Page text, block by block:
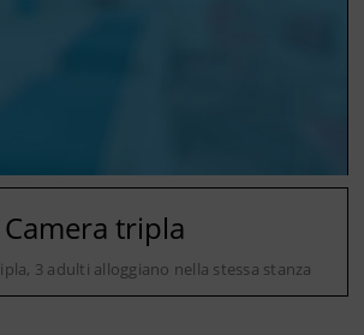
Camera tripla
3 adulti alloggiano nella stessa stanza